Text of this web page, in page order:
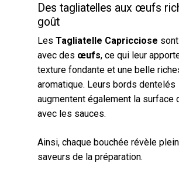
Des tagliatelles aux œufs
goût
Les Tagliatelle Capricciose
avec des œufs, ce qui leur
texture fondante et une belle
aromatique. Leurs bords dentelés
augmentent également la surface
avec les sauces.
Ainsi, chaque bouchée révèle
saveurs de la préparation.